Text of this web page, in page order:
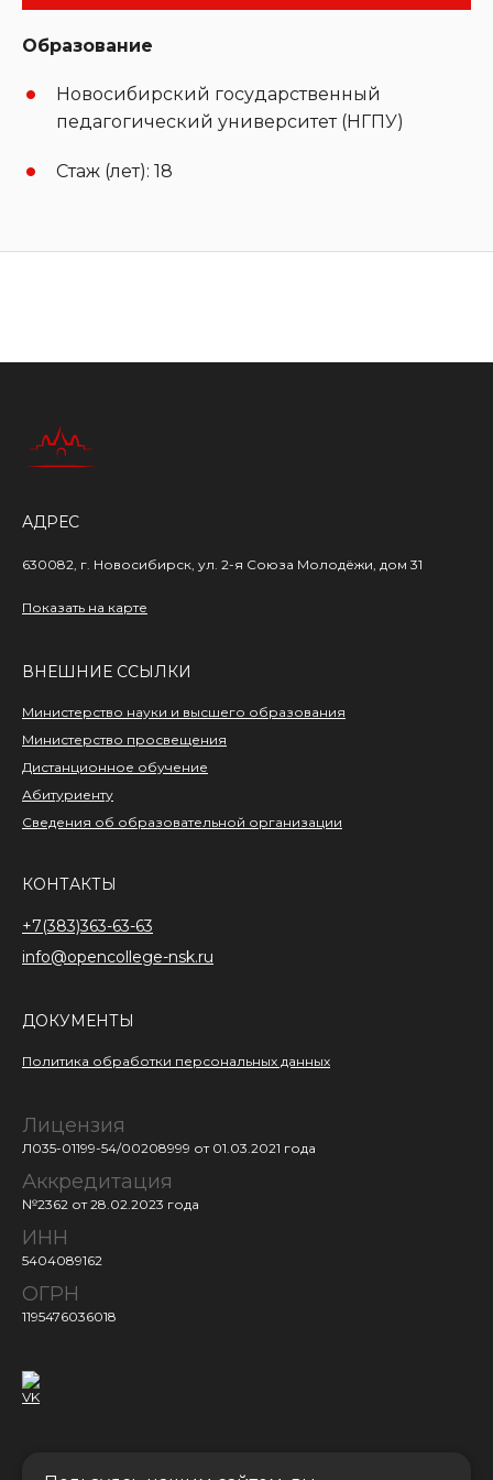
Образование
Новосибирский государственный
педагогический университет (НГПУ)
Стаж (лет): 18
АДРЕС
630082, г. Новосибирск, ул. 2-я Союза Молодёжи, дом 31
Показать на карте
ВНЕШНИЕ ССЫЛКИ
Министерство науки и высшего образования
Министерство просвещения
Дистанционное обучение
Абитуриенту
Сведения об образовательной организации
КОНТАКТЫ
+7(383)363-63-63
info@opencollege-nsk.ru
ДОКУМЕНТЫ
Политика обработки персональных данных
Лицензия
Л035-01199-54/00208999 от 01.03.2021 года
Аккредитация
№2362 от 28.02.2023 года
ИНН
5404089162
ОГРН
1195476036018